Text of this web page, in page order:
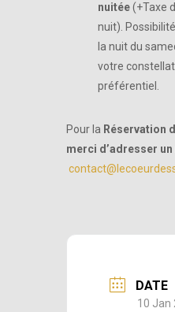
nuitée(+Taxe
nuit).
la nuit du
votre
préférentiel.
Pour la Réservation
merci d’adresser
DATE
10 Jan